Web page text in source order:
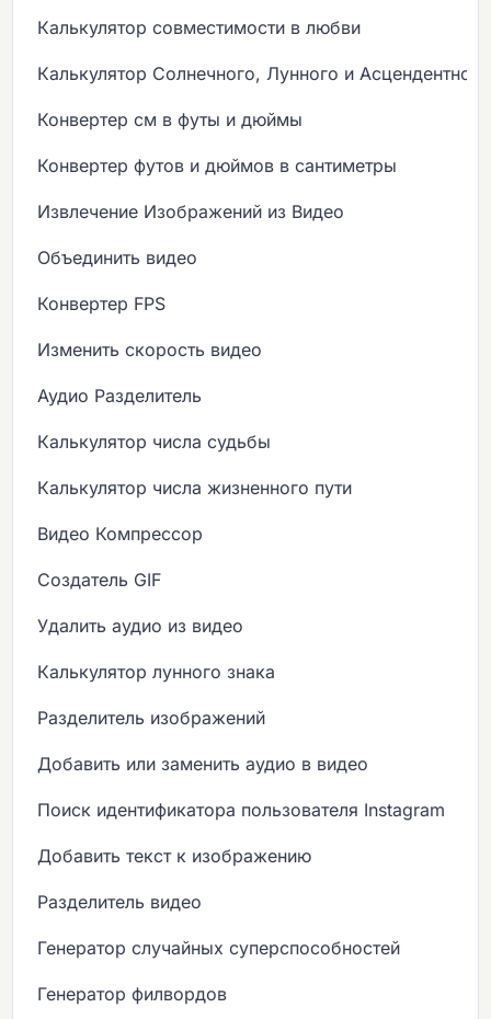
Калькулятор совместимости в любви
Калькулятор Солнечного, Лунного и
Конвертер см в футы и дюймы
Конвертер футов и дюймов в сантиметры
Извлечение Изображений из Видео
Объединить видео
Конвертер FPS
Изменить скорость видео
Аудио Разделитель
Калькулятор числа судьбы
Калькулятор числа жизненного пути
Видео Компрессор
Создатель GIF
Удалить аудио из видео
Калькулятор лунного знака
Разделитель изображений
Добавить или заменить аудио в видео
Поиск идентификатора пользователя Instagram
Добавить текст к изображению
Разделитель видео
Генератор случайных суперспособностей
Генератор филвордов